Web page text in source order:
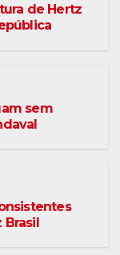
de Hertz
sem
Brasil